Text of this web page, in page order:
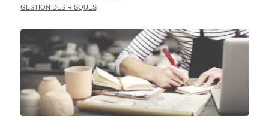
GESTION DES RISQUES